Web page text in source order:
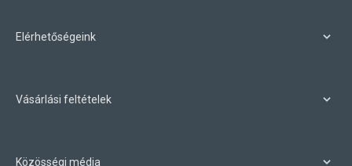
Elérhetőségeink
Vásárlási feltételek
Közösségi média